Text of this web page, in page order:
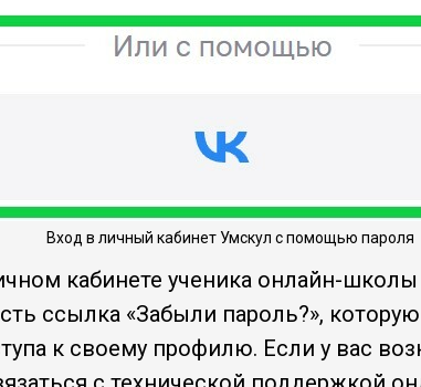
Вход в личный кабинет Умскул с помощью пароля
кабинете ученика онлайн-
ссылка «Забыли пароль?»,
к своему профилю. Если у вас